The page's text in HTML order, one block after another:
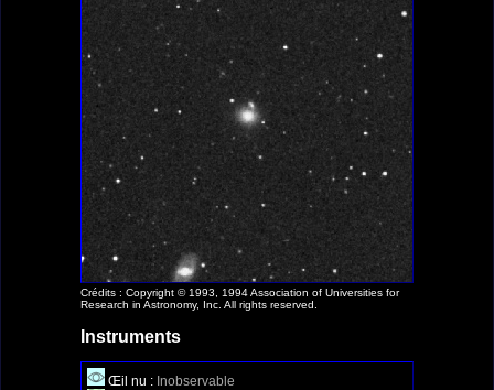
Crédits : Copyright © 1993, 1994 Association of Universities for
Research in Astronomy, Inc. All rights reserved.
Instruments
Œil nu : Inobservable